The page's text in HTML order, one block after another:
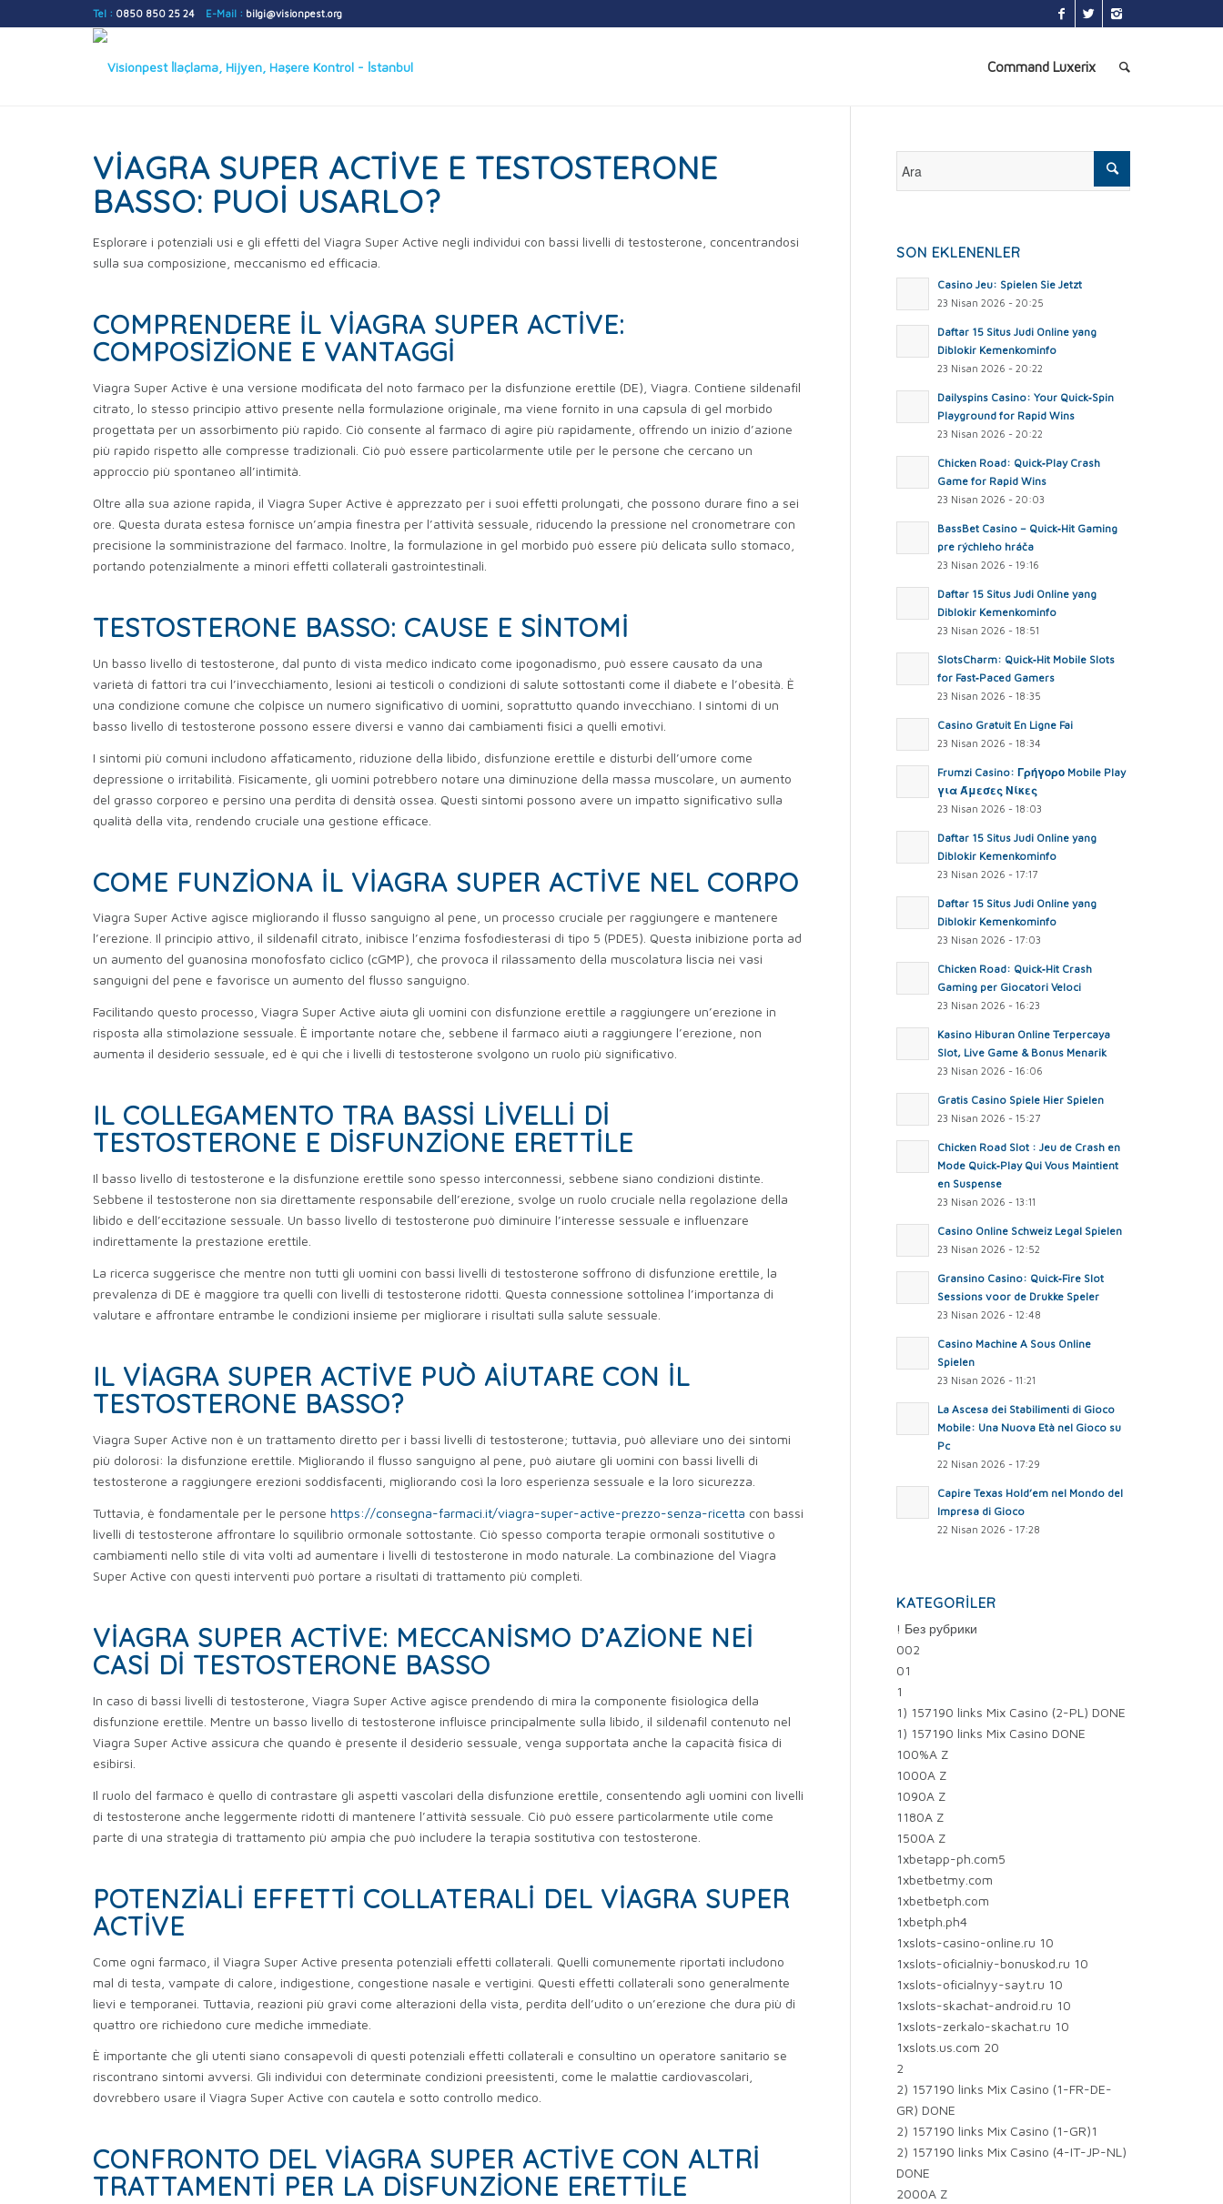
Tel : 0850 850 25 24 E-Mail : bilgi@visionpest.org
Command Luxerix
VIAGRA SUPER ACTIVE E TESTOSTERONE
BASSO: PUOI USARLO?
Esplorare i potenziali usi e gli effetti del Viagra Super Active negli individui con bassi livelli di testosterone, concentrandosi
sulla sua composizione, meccanismo ed efficacia.
COMPRENDERE IL VIAGRA SUPER ACTIVE:
COMPOSIZIONE E VANTAGGI
Viagra Super Active è una versione modificata del noto farmaco per la disfunzione erettile (DE), Viagra. Contiene sildenafil
citrato, lo stesso principio attivo presente nella formulazione originale, ma viene fornito in una capsula di gel morbido
progettata per un assorbimento più rapido. Ciò consente al farmaco di agire più rapidamente, offrendo un inizio d’azione
più rapido rispetto alle compresse tradizionali. Ciò può essere particolarmente utile per le persone che cercano un
approccio più spontaneo all’intimità.
Oltre alla sua azione rapida, il Viagra Super Active è apprezzato per i suoi effetti prolungati, che possono durare fino a sei
ore. Questa durata estesa fornisce un’ampia finestra per l’attività sessuale, riducendo la pressione nel cronometrare con
precisione la somministrazione del farmaco. Inoltre, la formulazione in gel morbido può essere più delicata sullo stomaco,
portando potenzialmente a minori effetti collaterali gastrointestinali.
TESTOSTERONE BASSO: CAUSE E SINTOMI
Un basso livello di testosterone, dal punto di vista medico indicato come ipogonadismo, può essere causato da una
varietà di fattori tra cui l’invecchiamento, lesioni ai testicoli o condizioni di salute sottostanti come il diabete e l’obesità. È
una condizione comune che colpisce un numero significativo di uomini, soprattutto quando invecchiano. I sintomi di un
basso livello di testosterone possono essere diversi e vanno dai cambiamenti fisici a quelli emotivi.
I sintomi più comuni includono affaticamento, riduzione della libido, disfunzione erettile e disturbi dell’umore come
depressione o irritabilità. Fisicamente, gli uomini potrebbero notare una diminuzione della massa muscolare, un aumento
del grasso corporeo e persino una perdita di densità ossea. Questi sintomi possono avere un impatto significativo sulla
qualità della vita, rendendo cruciale una gestione efficace.
COME FUNZIONA IL VIAGRA SUPER ACTIVE NEL CORPO
Viagra Super Active agisce migliorando il flusso sanguigno al pene, un processo cruciale per raggiungere e mantenere
l’erezione. Il principio attivo, il sildenafil citrato, inibisce l’enzima fosfodiesterasi di tipo 5 (PDE5). Questa inibizione porta ad
un aumento del guanosina monofosfato ciclico (cGMP), che provoca il rilassamento della muscolatura liscia nei vasi
sanguigni del pene e favorisce un aumento del flusso sanguigno.
Facilitando questo processo, Viagra Super Active aiuta gli uomini con disfunzione erettile a raggiungere un’erezione in
risposta alla stimolazione sessuale. È importante notare che, sebbene il farmaco aiuti a raggiungere l’erezione, non
aumenta il desiderio sessuale, ed è qui che i livelli di testosterone svolgono un ruolo più significativo.
IL COLLEGAMENTO TRA BASSI LIVELLI DI
TESTOSTERONE E DISFUNZIONE ERETTILE
Il basso livello di testosterone e la disfunzione erettile sono spesso interconnessi, sebbene siano condizioni distinte.
Sebbene il testosterone non sia direttamente responsabile dell’erezione, svolge un ruolo cruciale nella regolazione della
libido e dell’eccitazione sessuale. Un basso livello di testosterone può diminuire l’interesse sessuale e influenzare
indirettamente la prestazione erettile.
La ricerca suggerisce che mentre non tutti gli uomini con bassi livelli di testosterone soffrono di disfunzione erettile, la
prevalenza di DE è maggiore tra quelli con livelli di testosterone ridotti. Questa connessione sottolinea l’importanza di
valutare e affrontare entrambe le condizioni insieme per migliorare i risultati sulla salute sessuale.
IL VIAGRA SUPER ACTIVE PUÒ AIUTARE CON IL
TESTOSTERONE BASSO?
Viagra Super Active non è un trattamento diretto per i bassi livelli di testosterone; tuttavia, può alleviare uno dei sintomi
più dolorosi: la disfunzione erettile. Migliorando il flusso sanguigno al pene, può aiutare gli uomini con bassi livelli di
testosterone a raggiungere erezioni soddisfacenti, migliorando così la loro esperienza sessuale e la loro sicurezza.
Tuttavia, è fondamentale per le persone https://consegna-farmaci.it/viagra-super-active-prezzo-senza-ricetta con bassi
livelli di testosterone affrontare lo squilibrio ormonale sottostante. Ciò spesso comporta terapie ormonali sostitutive o
cambiamenti nello stile di vita volti ad aumentare i livelli di testosterone in modo naturale. La combinazione del Viagra
Super Active con questi interventi può portare a risultati di trattamento più completi.
VIAGRA SUPER ACTIVE: MECCANISMO D’AZIONE NEI
CASI DI TESTOSTERONE BASSO
In caso di bassi livelli di testosterone, Viagra Super Active agisce prendendo di mira la componente fisiologica della
disfunzione erettile. Mentre un basso livello di testosterone influisce principalmente sulla libido, il sildenafil contenuto nel
Viagra Super Active assicura che quando è presente il desiderio sessuale, venga supportata anche la capacità fisica di
esibirsi.
Il ruolo del farmaco è quello di contrastare gli aspetti vascolari della disfunzione erettile, consentendo agli uomini con livelli
di testosterone anche leggermente ridotti di mantenere l’attività sessuale. Ciò può essere particolarmente utile come
parte di una strategia di trattamento più ampia che può includere la terapia sostitutiva con testosterone.
POTENZIALI EFFETTI COLLATERALI DEL VIAGRA SUPER
ACTIVE
Come ogni farmaco, il Viagra Super Active presenta potenziali effetti collaterali. Quelli comunemente riportati includono
mal di testa, vampate di calore, indigestione, congestione nasale e vertigini. Questi effetti collaterali sono generalmente
lievi e temporanei. Tuttavia, reazioni più gravi come alterazioni della vista, perdita dell’udito o un’erezione che dura più di
quattro ore richiedono cure mediche immediate.
È importante che gli utenti siano consapevoli di questi potenziali effetti collaterali e consultino un operatore sanitario se
riscontrano sintomi avversi. Gli individui con determinate condizioni preesistenti, come le malattie cardiovascolari,
dovrebbero usare il Viagra Super Active con cautela e sotto controllo medico.
CONFRONTO DEL VIAGRA SUPER ACTIVE CON ALTRI
TRATTAMENTI PER LA DISFUNZIONE ERETTILE
SON EKLENENLER
Casino Jeu: Spielen Sie Jetzt
23 Nisan 2026 - 20:25
Daftar 15 Situs Judi Online yang
Diblokir Kemenkominfo
23 Nisan 2026 - 20:22
Dailyspins Casino: Your Quick‑Spin
Playground for Rapid Wins
23 Nisan 2026 - 20:22
Chicken Road: Quick‑Play Crash
Game for Rapid Wins
23 Nisan 2026 - 20:03
BassBet Casino – Quick‑Hit Gaming
pre rýchleho hráča
23 Nisan 2026 - 19:16
Daftar 15 Situs Judi Online yang
Diblokir Kemenkominfo
23 Nisan 2026 - 18:51
SlotsCharm: Quick‑Hit Mobile Slots
for Fast‑Paced Gamers
23 Nisan 2026 - 18:35
Casino Gratuit En Ligne Fai
23 Nisan 2026 - 18:34
Frumzi Casino: Γρήγορο Mobile Play
για Άμεσες Νίκες
23 Nisan 2026 - 18:03
Daftar 15 Situs Judi Online yang
Diblokir Kemenkominfo
23 Nisan 2026 - 17:17
Daftar 15 Situs Judi Online yang
Diblokir Kemenkominfo
23 Nisan 2026 - 17:03
Chicken Road: Quick‑Hit Crash
Gaming per Giocatori Veloci
23 Nisan 2026 - 16:23
Kasino Hiburan Online Terpercaya
Slot, Live Game & Bonus Menarik
23 Nisan 2026 - 16:06
Gratis Casino Spiele Hier Spielen
23 Nisan 2026 - 15:27
Chicken Road Slot : Jeu de Crash en
Mode Quick‑Play Qui Vous Maintient
en Suspense
23 Nisan 2026 - 13:11
Casino Online Schweiz Legal Spielen
23 Nisan 2026 - 12:52
Gransino Casino: Quick‑Fire Slot
Sessions voor de Drukke Speler
23 Nisan 2026 - 12:48
Casino Machine A Sous Online
Spielen
23 Nisan 2026 - 11:21
La Ascesa dei Stabilimenti di Gioco
Mobile: Una Nuova Età nel Gioco su
Pc
22 Nisan 2026 - 17:29
Capire Texas Hold’em nel Mondo del
Impresa di Gioco
22 Nisan 2026 - 17:28
KATEGORILER
! Без рубрики
002
01
1
1) 157190 links Mix Casino (2-PL) DONE
1) 157190 links Mix Casino DONE
100%A Z
1000A Z
1090A Z
1180A Z
1500A Z
1xbetapp-ph.com5
1xbetbetmy.com
1xbetbetph.com
1xbetph.ph4
1xslots-casino-online.ru 10
1xslots-oficialniy-bonuskod.ru 10
1xslots-oficialnyy-sayt.ru 10
1xslots-skachat-android.ru 10
1xslots-zerkalo-skachat.ru 10
1xslots.us.com 20
2
2) 157190 links Mix Casino (1-FR-DE-
GR) DONE
2) 157190 links Mix Casino (1-GR)1
2) 157190 links Mix Casino (4-IT-JP-NL)
DONE
2000A Z